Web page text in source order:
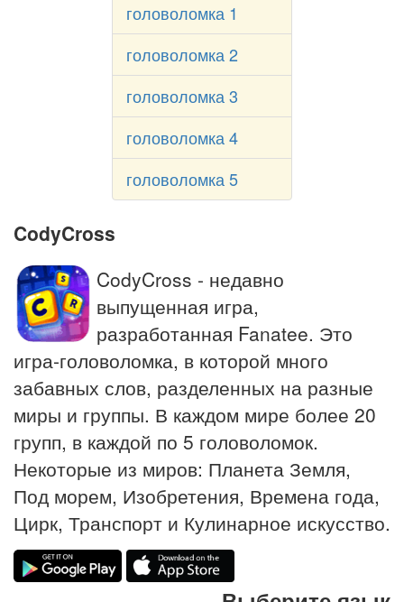
головоломка 1
головоломка 2
головоломка 3
головоломка 4
головоломка 5
CodyCross
CodyCross - недавно
выпущенная игра,
разработанная Fanatee. Это
игра-головоломка, в которой много
забавных слов, разделенных на разные
миры и группы. В каждом мире более 20
групп, в каждой по 5 головоломок.
Некоторые из миров: Планета Земля,
Под морем, Изобретения, Времена года,
Цирк, Транспорт и Кулинарное искусство.